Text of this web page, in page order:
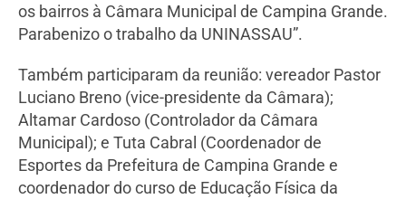
os bairros à Câmara Municipal de Campina Grande.
Parabenizo o trabalho da UNINASSAU”.
Também participaram da reunião: vereador Pastor
Luciano Breno (vice-presidente da Câmara);
Altamar Cardoso (Controlador da Câmara
Municipal); e Tuta Cabral (Coordenador de
Esportes da Prefeitura de Campina Grande e
coordenador do curso de Educação Física da